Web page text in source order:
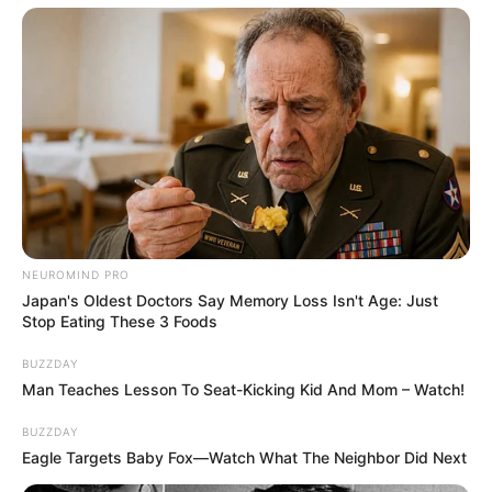
depresszió kialakulásához.
Az egészségügyi szakemberek szerint a
szervezetnek akár két hétre is szüksége lehet, hogy
teljesen alkalmazkodjon a megváltozott
időrendhez – vagyis évente kétszer ennyi időre
billenhet felborult állapotba a lakosság jelentős
része.
Gazdasági hatások
érinti, hanem a gazdaságra is kihat. Több kutatás
NEUROMIND PRO
Japan's Oldest Doctors Say Memory Loss Isn't Age: Just
Stop Eating These 3 Foods
BUZZDAY
Man Teaches Lesson To Seat-Kicking Kid And Mom – Watch!
BUZZDAY
Eagle Targets Baby Fox—Watch What The Neighbor Did Next